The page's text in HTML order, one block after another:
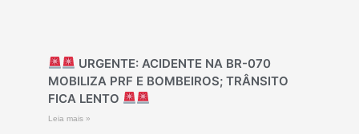
URGENTE: ACIDENTE NA BR-070
MOBILIZA PRF E BOMBEIROS; TRÂNSITO
FICA LENTO
Leia mais »